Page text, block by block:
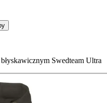
Swedteam Ultra